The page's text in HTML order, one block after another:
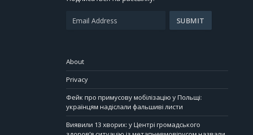
About
Privacy
Фейк про примусову мобілізацію у Польщі:
українцям надіслали фальшиві листи
Виявили 13 хворих: у Центрі громадського